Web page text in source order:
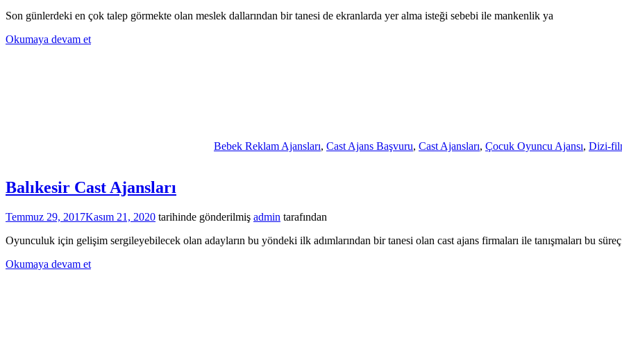
Son günlerdeki en çok talep görmekte olan meslek dallarından bir tanesi de ekranlarda yer alma isteği sebebi ile mankenlik ya
Okumaya devam et
Bebek Reklam Ajansları, Cast Ajans Başvuru, Cast Ajansları, Çocuk Oyuncu Ajansı, Dizi-
Balıkesir Cast Ajansları
Temmuz 29, 2017Kasım 21, 2020 tarihinde gönderilmiş admin tarafından
Oyunculuk için gelişim sergileyebilecek olan adayların bu yöndeki ilk adımlarından bir tanesi olan cast ajans firmaları ile tanışmaları bu süreç
Okumaya devam et